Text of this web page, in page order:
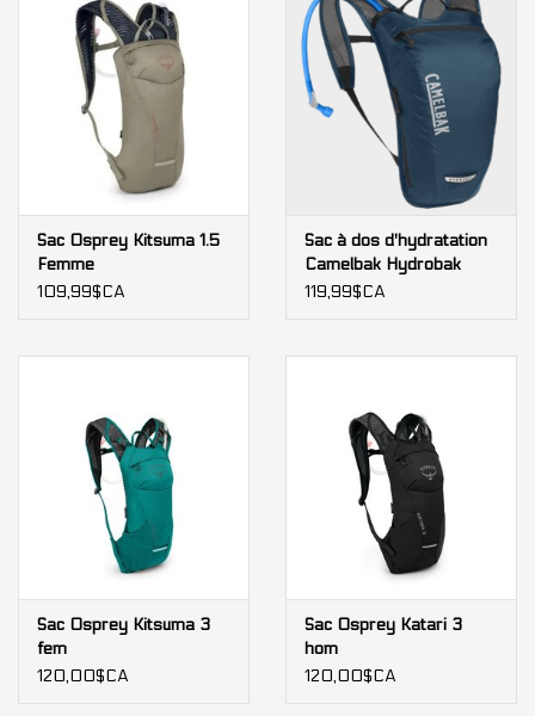
Sac Osprey Kitsuma 1.5
Femme
109,99$CA
Sac à dos d'hydratation
Camelbak Hydrobak
Light
119,99$CA
Sac Osprey Kitsuma 3
fem
120,00$CA
Sac Osprey Katari 3
hom
120,00$CA